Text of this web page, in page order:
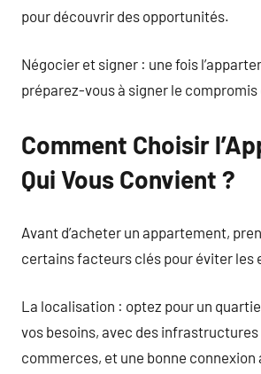
pour découvrir des opportunités.
Négocier et signer : une fois
préparez-vous à signer le compromis
Comment Choisir
Qui Vous Convient ?
Avant d’acheter un appartement,
certains facteurs clés pour éviter les
La localisation : optez pour un
vos besoins, avec des
commerces, et une bonne